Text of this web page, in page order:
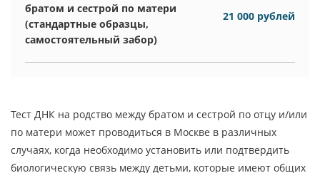
братом и сестрой по матери
(стандартные образцы,
самостоятельный забор)
21 000 рублей
Тест ДНК на родство между братом и сестрой по отцу и/или
по матери может проводиться в Москве в различных
случаях, когда необходимо установить или подтвердить
биологическую связь между детьми, которые имеют общих